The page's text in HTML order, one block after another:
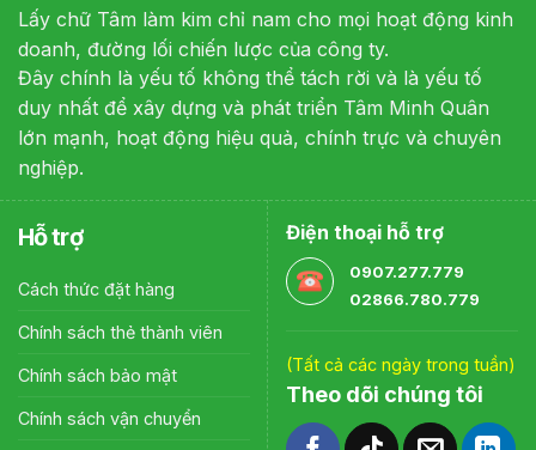
Lấy chữ Tâm làm kim chỉ nam cho mọi hoạt động kinh
doanh, đường lối chiến lược của công ty.
Đây chính là yếu tố không thể tách rời và là yếu tố
duy nhất để xây dựng và phát triển Tâm Minh Quân
lớn mạnh, hoạt động hiệu quả, chính trực và chuyên
nghiệp.
Hỗ trợ
Cách thức đặt hàng
Chính sách thẻ thành viên
Chính sách bảo mật
Chính sách vận chuyển
Điện thoại hỗ trợ
0907.277.779
02866.780.779
(Tất cả các ngày trong tuần)
Theo dõi chúng tôi